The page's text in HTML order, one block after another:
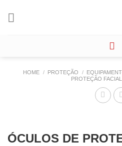
HOME / PROTEÇÃO /
PROTEÇÃO FACIAL
ÓCULOS DE